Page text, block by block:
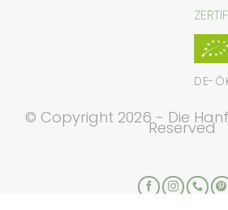
DE-
© Copyright 2026 - Die
Reserved